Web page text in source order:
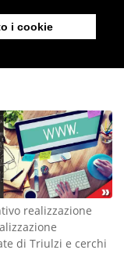
i cookie
| TEL.
realizzazione
di Triulzi e cerchi